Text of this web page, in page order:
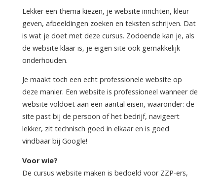
Lekker een thema kiezen, je website inrichten, kleur
geven, afbeeldingen zoeken en teksten schrijven. Dat
is wat je doet met deze cursus. Zodoende kan je, als
de website klaar is, je eigen site ook gemakkelijk
onderhouden.
Je maakt toch een echt professionele website op
deze manier. Een website is professioneel wanneer de
website voldoet aan een aantal eisen, waaronder: de
site past bij de persoon of het bedrijf, navigeert
lekker, zit technisch goed in elkaar en is goed
vindbaar bij Google!
Voor wie?
De cursus website maken is bedoeld voor ZZP-ers,